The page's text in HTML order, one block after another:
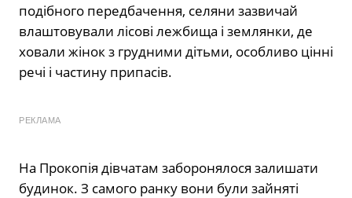
подібного передбачення, селяни зазвичай
влаштовували лісові лежбища і землянки, де
ховали жінок з грудними дітьми, особливо цінні
речі і частину припасів.
РЕКЛАМА
На Прокопія дівчатам заборонялося залишати
будинок. З самого ранку вони були зайняті